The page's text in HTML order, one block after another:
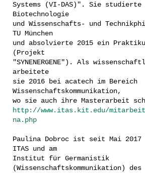
Systems (VI-DAS)". Sie studierte
Biotechnologie
und Wissenschafts- und
TU München
und absolvierte 2015 ein
(Projekt
"SYNENERGENE"). Als
arbeitete
sie 2016 bei acatech im Bereich
Wissenschaftskommunikation,
wo sie auch ihre Masterarbeit
http://www.itas.kit.edu/
na.php
Paulina Dobroc ist seit Mai 2017
ITAS und am
Institut für Germanistik
(Wissenschaftskommunikation) des